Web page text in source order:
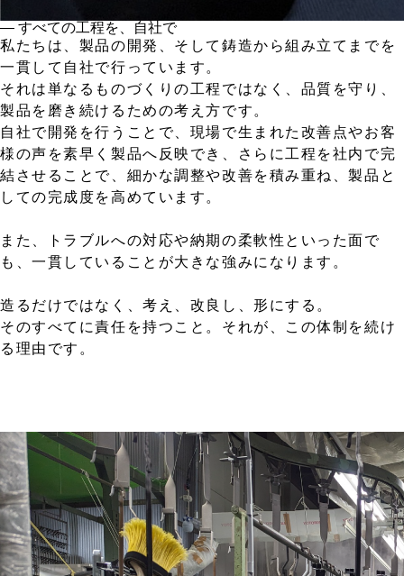
― すべての工程を、自社で
私たちは、製品の開発、そして鋳造から組み立てまでを
一貫して自社で行っています。
それは単なるものづくりの工程ではなく、品質を守り、
製品を磨き続けるための考え方です。
自社で開発を行うことで、現場で生まれた改善点やお客
様の声を素早く製品へ反映でき、さらに工程を社内で完
結させることで、細かな調整や改善を積み重ね、製品と
しての完成度を高めています。
また、トラブルへの対応や納期の柔軟性といった面で
も、一貫していることが大きな強みになります。
造るだけではなく、考え、改良し、形にする。
そのすべてに責任を持つこと。それが、この体制を続け
る理由です。